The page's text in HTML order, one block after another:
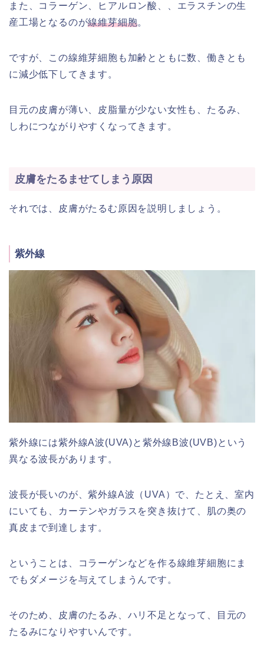
また、コラーゲン、ヒアルロン酸、、エラスチンの生
産工場となるのが線維芽細胞。
ですが、この線維芽細胞も加齢とともに数、働きとも
に減少低下してきます。
目元の皮膚が薄い、皮脂量が少ない女性も、たるみ、
しわにつながりやすくなってきます。
皮膚をたるませてしまう原因
それでは、皮膚がたるむ原因を説明しましょう。
紫外線
紫外線には紫外線A波(UVA)と紫外線B波(UVB)という
異なる波長があります。
波長が長いのが、紫外線A波（UVA）で、たとえ、室内
にいても、カーテンやガラスを突き抜けて、肌の奥の
真皮まで到達します。
ということは、コラーゲンなどを作る線維芽細胞にま
でもダメージを与えてしまうんです。
そのため、皮膚のたるみ、ハリ不足となって、目元の
たるみになりやすいんです。